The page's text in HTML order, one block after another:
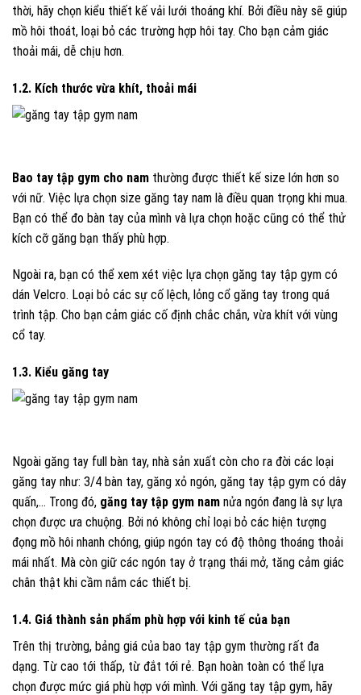
thời, hãy chọn kiểu thiết kế vải lưới thoáng khí. Bởi điều này sẽ giúp
mồ hôi thoát, loại bỏ các trường hợp hôi tay. Cho bạn cảm giác
thoải mái, dễ chịu hơn.
1.2. Kích thước vừa khít, thoải mái
Bao tay tập gym cho nam thường được thiết kế size lớn hơn so
với nữ. Việc lựa chọn size găng tay nam là điều quan trọng khi mua.
Bạn có thể đo bàn tay của mình và lựa chọn hoặc cũng có thể thử
kích cỡ găng bạn thấy phù hợp.
Ngoài ra, bạn có thể xem xét việc lựa chọn găng tay tập gym có
dán Velcro. Loại bỏ các sự cố lệch, lỏng cổ găng tay trong quá
trình tập. Cho bạn cảm giác cố định chắc chắn, vừa khít với vùng
cổ tay.
1.3. Kiểu găng tay
Ngoài găng tay full bàn tay, nhà sản xuất còn cho ra đời các loại
găng tay như: 3/4 bàn tay, găng xỏ ngón, găng tay tập gym có dây
quấn,… Trong đó, găng tay tập gym nam nửa ngón đang là sự lựa
chọn được ưa chuộng. Bởi nó không chỉ loại bỏ các hiện tượng
đọng mồ hôi nhanh chóng, giúp ngón tay có độ thông thoáng thoải
mái nhất. Mà còn giữ các ngón tay ở trạng thái mở, tăng cảm giác
chân thật khi cầm nắm các thiết bị.
1.4. Giá thành sản phẩm phù hợp với kinh tế của bạn
Trên thị trường, bảng giá của bao tay tập gym thường rất đa
dạng. Từ cao tới thấp, từ đắt tới rẻ. Bạn hoàn toàn có thể lựa
chọn được mức giá phù hợp với mình. Với găng tay tập gym, hãy